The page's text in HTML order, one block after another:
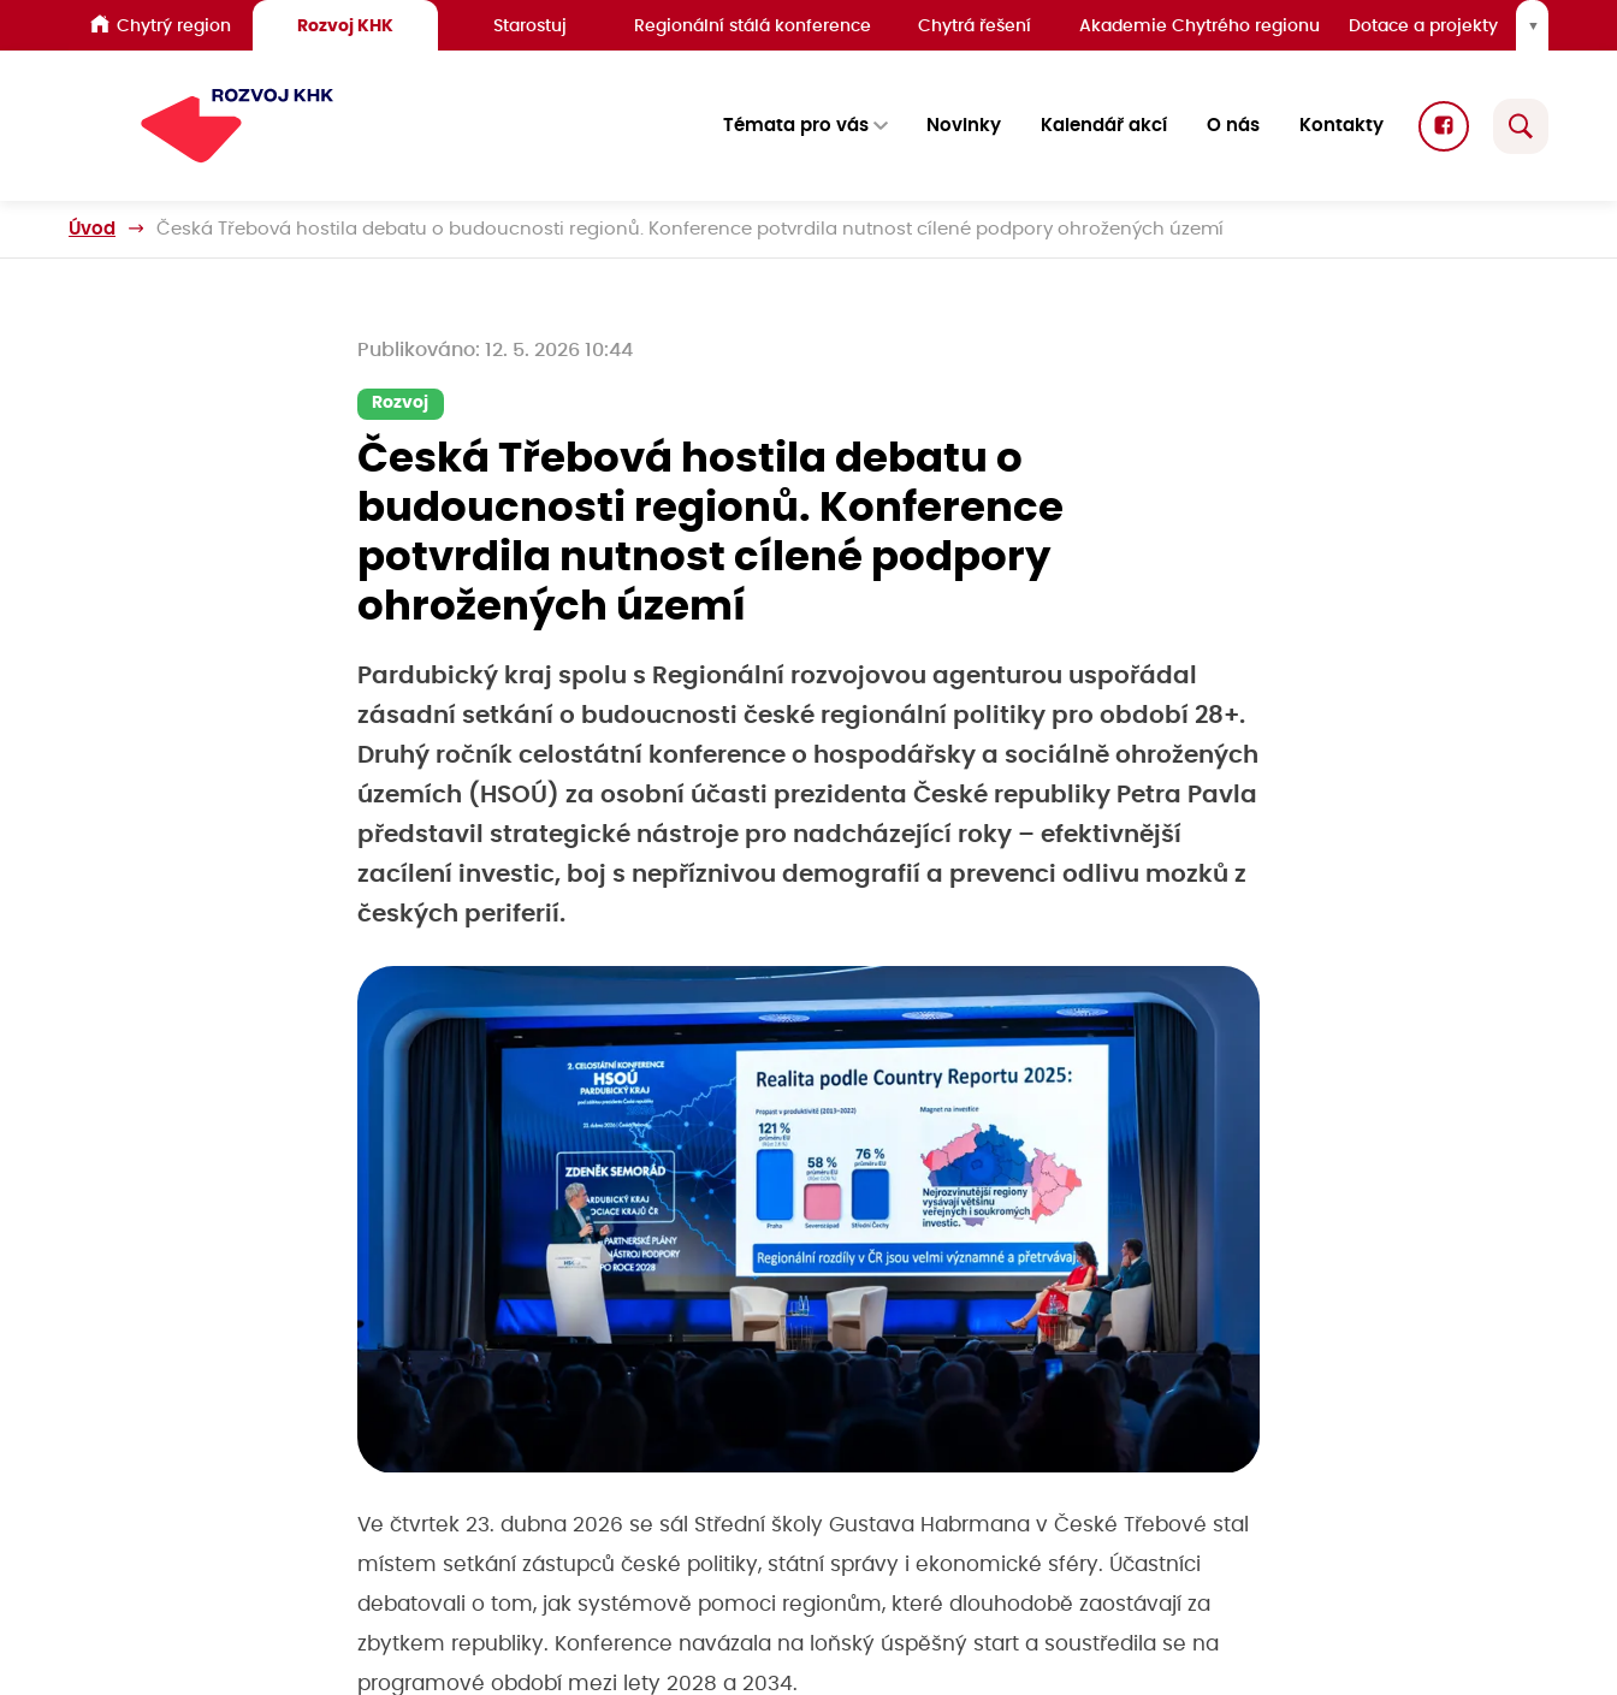
Chytrý region Rozvoj KHK Starostuj Regionální stálá konference Chytrá řešení Akademie Chytrého regionu Dotace a projekty ▼
Témata pro vás Novinky Kalendář akcí O nás Kontakty
Úvod Česká Třebová hostila debatu o budoucnosti regionů. Konference potvrdila nutnost cílené podpory ohrožených území
Publikováno: 12. 5. 2026 10:44
Rozvoj
Česká Třebová hostila debatu o
budoucnosti regionů. Konference
potvrdila nutnost cílené podpory
ohrožených území
Pardubický kraj spolu s Regionální rozvojovou agenturou uspořádal
zásadní setkání o budoucnosti české regionální politiky pro období 28+.
Druhý ročník celostátní konference o hospodářsky a sociálně ohrožených
územích (HSOÚ) za osobní účasti prezidenta České republiky Petra Pavla
představil strategické nástroje pro nadcházející roky – efektivnější
zacílení investic, boj s nepříznivou demografií a prevenci odlivu mozků z
českých periferií.
Ve čtvrtek 23. dubna 2026 se sál Střední školy Gustava Habrmana v České Třebové stal
místem setkání zástupců české politiky, státní správy i ekonomické sféry. Účastníci
debatovali o tom, jak systémově pomoci regionům, které dlouhodobě zaostávají za
zbytkem republiky. Konference navázala na loňský úspěšný start a soustředila se na
programové období mezi lety 2028 a 2034.